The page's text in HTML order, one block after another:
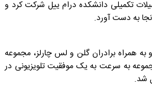
تکمیلی دانشکده درام ییل شرکت کرد و
به دست آورد.
همراه برادران گلن و لس چارلز، مجموعه
به سرعت به یک موفقیت تلویزیونی در